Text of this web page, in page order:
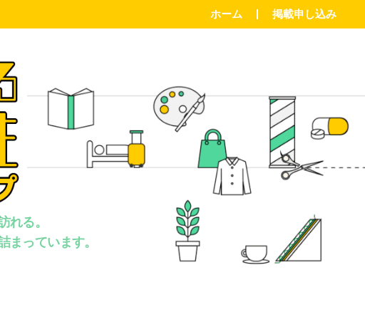
ホーム 掲載申し込み
れる。
まっています。